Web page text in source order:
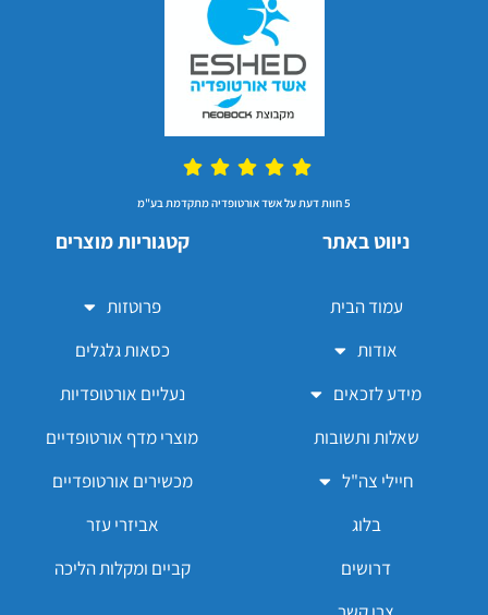
5 חוות דעת על אשד אורטופדיה מתקדמת בע"מ
ניווט באתר
עמוד הבית
אודות
מידע לזכאים
שאלות ותשובות
חיילי צה"ל
בלוג
דרושים
קטגוריות מוצרים
פרוטזות
כסאות גלגלים
נעליים אורטופדיות
מוצרי מדף אורטופדיים
מכשירים אורטופדיים
אביזרי עזר
קביים ומקלות הליכה